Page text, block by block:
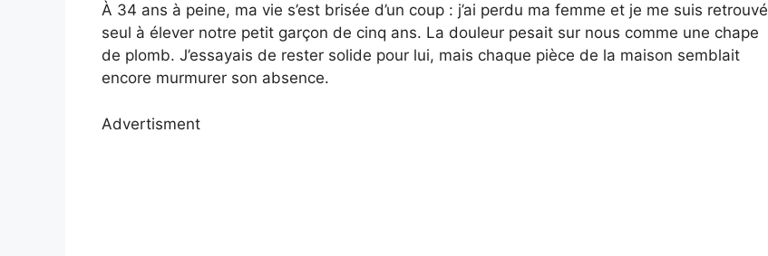
À 34 ans à peine, ma vie s’est brisée d’un coup : j’ai perdu ma femme et je me suis retrouvé
seul à élever notre petit garçon de cinq ans. La douleur pesait sur nous comme une chape
de plomb. J’essayais de rester solide pour lui, mais chaque pièce de la maison semblait
encore murmurer son absence.
Advertisment